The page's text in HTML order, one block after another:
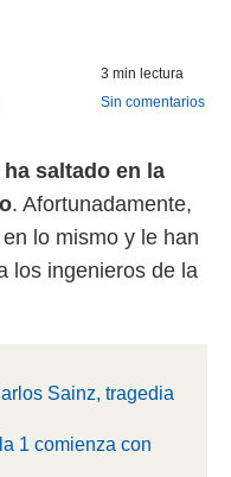
3 min lectura
Sin comentarios
saltado en la
. Afortunadamente,
lo mismo y le han
los ingenieros de la
Sainz, tragedia
1 comienza con